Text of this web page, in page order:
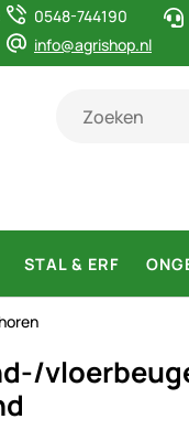
0548-744190
info@agrishop.nl
STAL & ERF